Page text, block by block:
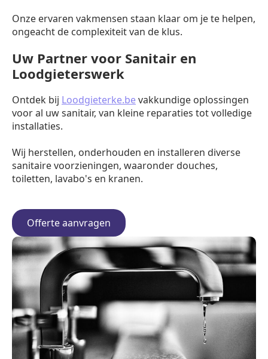
Onze ervaren vakmensen staan klaar om je te helpen,
ongeacht de complexiteit van de klus.
Uw Partner voor Sanitair en
Loodgieterswerk
Ontdek bij Loodgieterke.bevakkundige oplossingen
voor al uw sanitair, van kleine reparaties tot volledige
installaties.
Wij herstellen, onderhouden en installeren diverse
sanitaire voorzieningen, waaronder douches,
toiletten, lavabo's en kranen.
Offerte aanvragen